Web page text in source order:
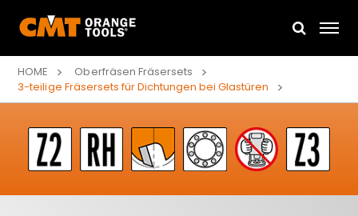
HOME
Oberfräsen Fräsersets
3-teilige Fräsersets für Dichtungen bei Glastüren